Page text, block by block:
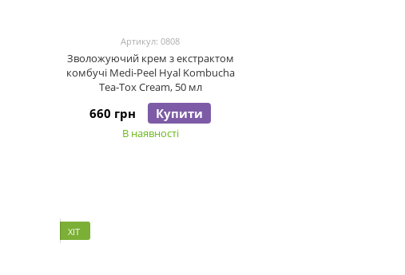
Артикул: 0808
Зволожуючий крем з екстрактом
комбучі Medi-Peel Hyal Kombucha
Tea-Tox Cream, 50 мл
660 грн Купити
В наявності
ХІТ